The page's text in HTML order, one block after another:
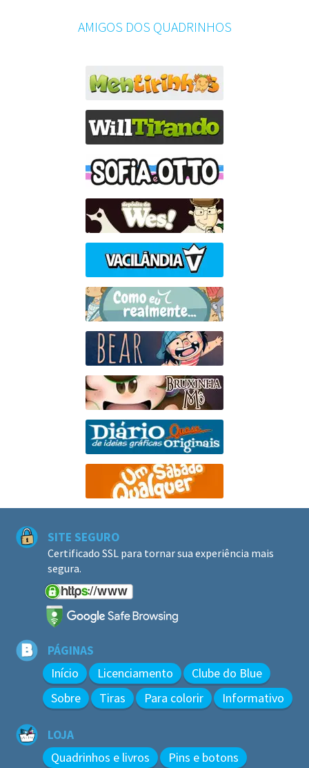
AMIGOS DOS QUADRINHOS
SITE SEGURO
Certificado SSL para tornar sua experiência mais
segura.
PÁGINAS
Início Licenciamento
Clube do Blue
Sobre
Tiras Para colorir Informativo
LOJA
Quadrinhos e livros Pins e botons